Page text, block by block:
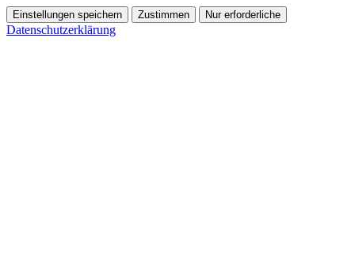
Einstellungen speichern Zustimmen Nur erforderliche
Datenschutzerklärung